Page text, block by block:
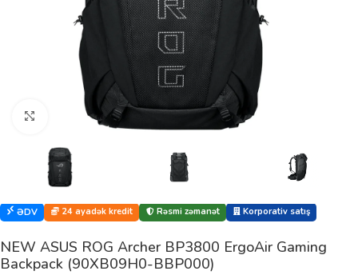
Böyütmək üçün klikləyin
ƏDV 24 ayadək kredit Rəsmi zəmanət Korporativ satış
NEW ASUS ROG Archer BP3800 ErgoAir Gaming
Backpack (90XB09H0-BBP000)